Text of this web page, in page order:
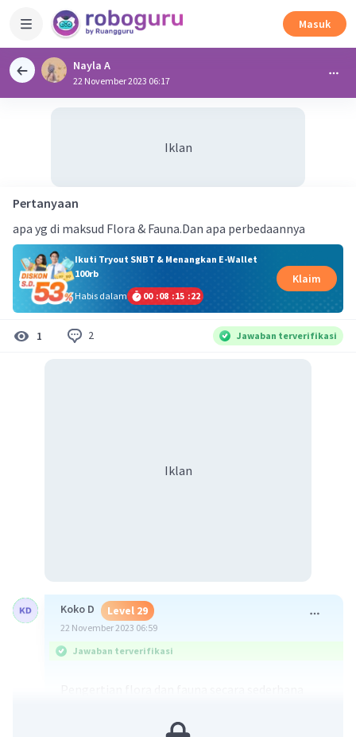
Masuk
Nayla A
22 November 2023 06:17
Iklan
Pertanyaan
apa yg di maksud Flora & Fauna.Dan apa perbedaannya
Ikuti Tryout SNBT & Menangkan E-Wallet
100rb
Habis dalam
00 :08 :15 :21
Klaim
1 2 Jawaban terverifikasi
Iklan
Koko D Level 29
22 November 2023 06:59
Jawaban terverifikasi
. Sementara pengertian flora secara